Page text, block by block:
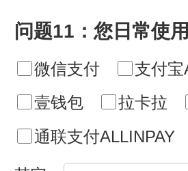
问题11：您日常使
微信支付 支付宝
壹钱包
拉卡拉
通联支付ALLINPAY